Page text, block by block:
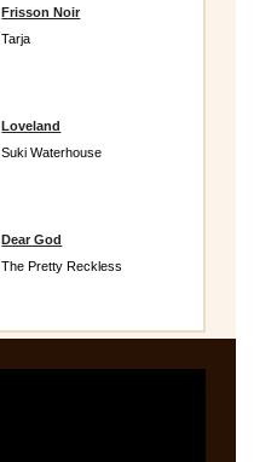
Frisson Noir
Tarja
Loveland
Suki Waterhouse
Dear God
The Pretty Reckless